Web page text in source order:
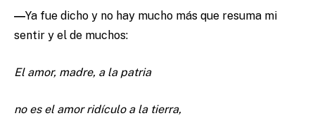
―Ya fue dicho y no hay mucho más que resuma mi
sentir y el de muchos:
El amor, madre, a la patria
no es el amor ridículo a la tierra,